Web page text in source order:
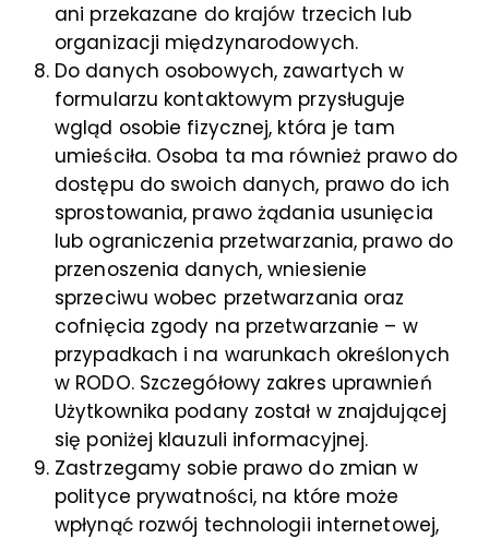
ani przekazane do krajów trzecich lub
organizacji międzynarodowych.
Do danych osobowych, zawartych w
formularzu kontaktowym przysługuje
wgląd osobie fizycznej, która je tam
umieściła. Osoba ta ma również prawo do
dostępu do swoich danych, prawo do ich
sprostowania, prawo żądania usunięcia
lub ograniczenia przetwarzania, prawo do
przenoszenia danych, wniesienie
sprzeciwu wobec przetwarzania oraz
cofnięcia zgody na przetwarzanie – w
przypadkach i na warunkach określonych
w RODO. Szczegółowy zakres uprawnień
Użytkownika podany został w znajdującej
się poniżej klauzuli informacyjnej.
Zastrzegamy sobie prawo do zmian w
polityce prywatności, na które może
wpłynąć rozwój technologii internetowej,